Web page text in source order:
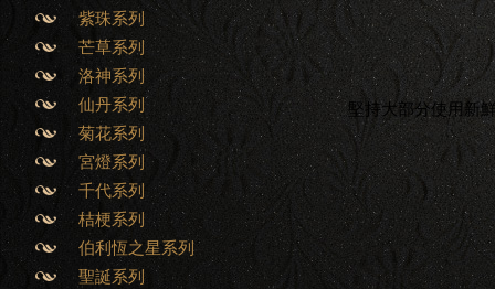
紫珠系列
芒草系列
洛神系列
仙丹系列
菊花系列
宮燈系列
千代系列
桔梗系列
伯利恆之星系列
聖誕系列
堅持大部分使用新